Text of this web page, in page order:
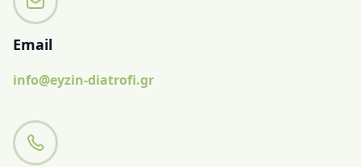
Email
info@eyzin-diatrofi.gr